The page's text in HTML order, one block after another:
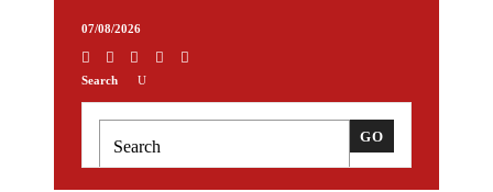
07/08/2026
Search